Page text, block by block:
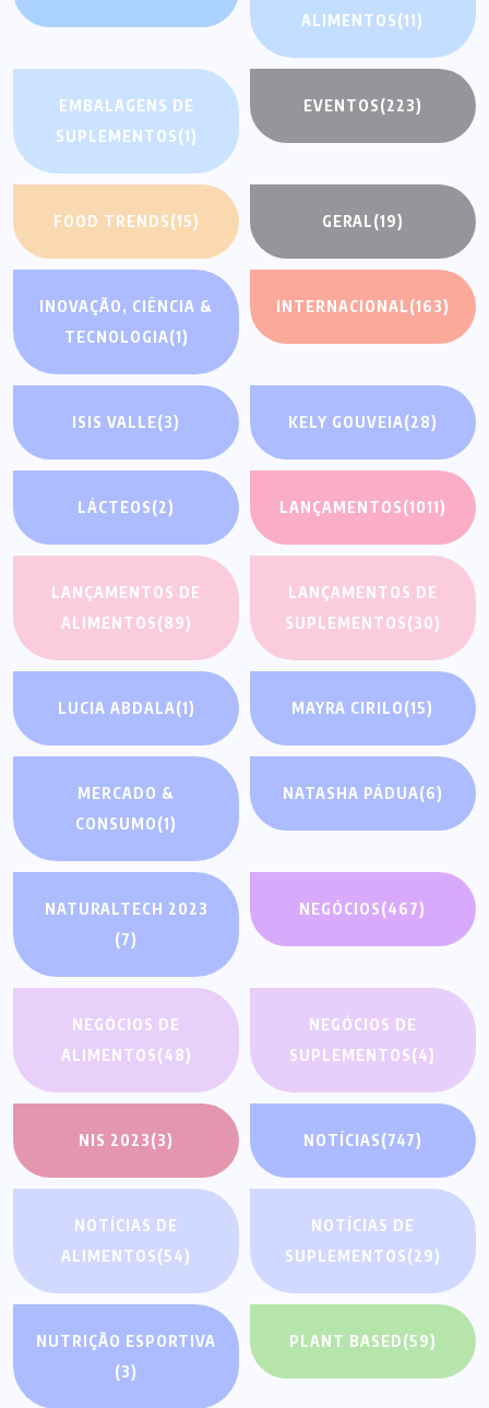
ALIMENTOS(11)
EMBALAGENS DE
SUPLEMENTOS(1)
EVENTOS(223)
FOOD TRENDS(15) GERAL(19)
INOVAÇÃO, CIÊNCIA &
TECNOLOGIA(1)
INTERNACIONAL(163)
ISIS VALLE(3) KELY GOUVEIA(28)
LÁCTEOS(2) LANÇAMENTOS(1011)
LANÇAMENTOS DE
ALIMENTOS(89)
LANÇAMENTOS DE
SUPLEMENTOS(30)
LUCIA ABDALA(1) MAYRA CIRILO(15)
MERCADO &
CONSUMO(1)
NATASHA PÁDUA(6)
NATURALTECH 2023
(7)
NEGÓCIOS(467)
NEGÓCIOS DE
ALIMENTOS(48)
NEGÓCIOS DE
SUPLEMENTOS(4)
NIS 2023(3) NOTÍCIAS(747)
NOTÍCIAS DE
ALIMENTOS(54)
NOTÍCIAS DE
SUPLEMENTOS(29)
NUTRIÇÃO ESPORTIVA
(3)
PLANT BASED(59)